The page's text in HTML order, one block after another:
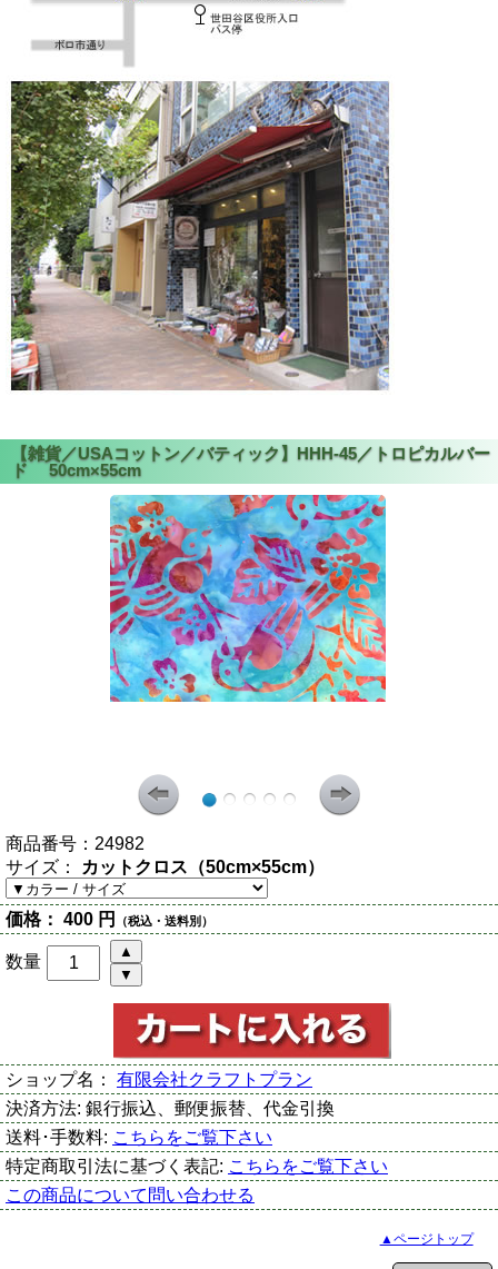
商品番号： 24982
サイズ： カットクロス（50cm×55cm）
価格： 400 円 （税込・送料別）
数量
ショップ名： 有限会社クラフトプラン
決済方法: 銀行振込、郵便振替、代金引換
送料･手数料: こちらをご覧下さい
特定商取引法に基づく表記: こちらをご覧下さい
この商品について問い合わせる
▲ページトップ